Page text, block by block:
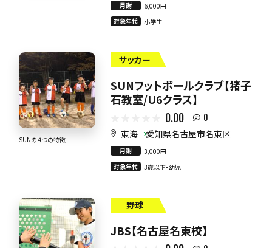
月謝
6,000円
対象年代
小学生
SUNの４つの特徴
サッカー
SUNフットボールクラブ【猪子
石教室/U6クラス】
0.00 0
東海 愛知県名古屋市名東区
月謝
3,000円
対象年代
3歳以下・幼児
野球
JBS【名古屋名東校】